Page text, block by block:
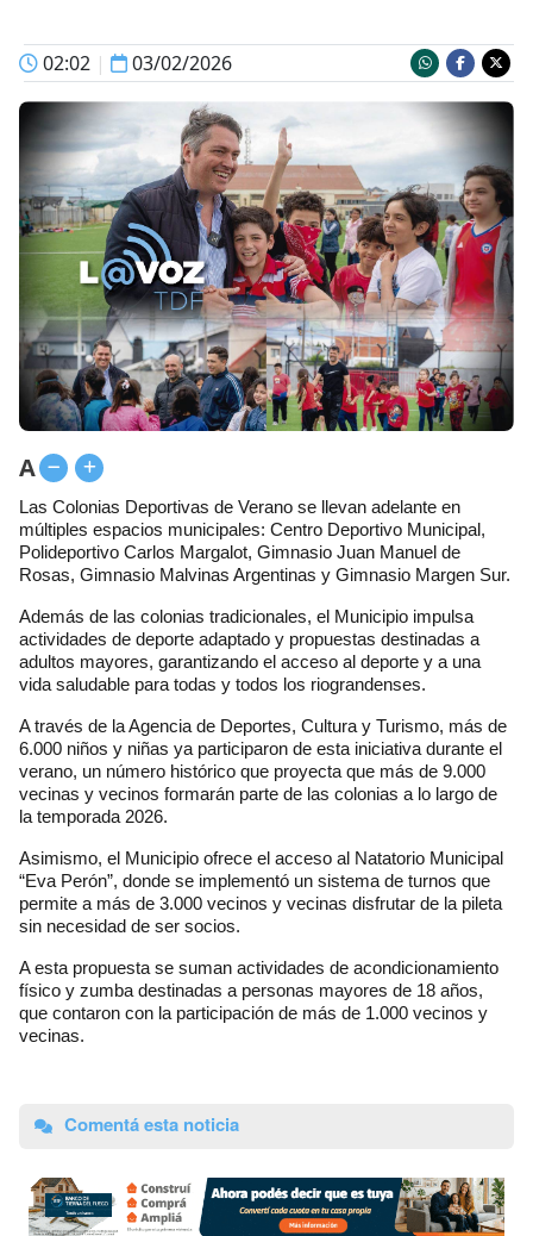
02:02 | 03/02/2026
A
Las Colonias Deportivas de Verano se llevan adelante en
múltiples espacios municipales: Centro Deportivo Municipal,
Polideportivo Carlos Margalot, Gimnasio Juan Manuel de
Rosas, Gimnasio Malvinas Argentinas y Gimnasio Margen Sur.
Además de las colonias tradicionales, el Municipio impulsa
actividades de deporte adaptado y propuestas destinadas a
adultos mayores, garantizando el acceso al deporte y a una
vida saludable para todas y todos los riograndenses.
A través de la Agencia de Deportes, Cultura y Turismo, más de
6.000 niños y niñas ya participaron de esta iniciativa durante el
verano, un número histórico que proyecta que más de 9.000
vecinas y vecinos formarán parte de las colonias a lo largo de
la temporada 2026.
Asimismo, el Municipio ofrece el acceso al Natatorio Municipal
“Eva Perón”, donde se implementó un sistema de turnos que
permite a más de 3.000 vecinos y vecinas disfrutar de la pileta
sin necesidad de ser socios.
A esta propuesta se suman actividades de acondicionamiento
físico y zumba destinadas a personas mayores de 18 años,
que contaron con la participación de más de 1.000 vecinos y
vecinas.
Comentá esta noticia